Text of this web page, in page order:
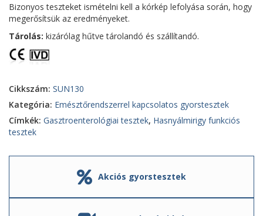
Bizonyos teszteket ismételni kell a kórkép lefolyása során, hogy
megerősítsük az eredményeket.
Tárolás: kizárólag hűtve tárolandó és szállítandó.
Cikkszám: SUN130
Kategória: Emésztőrendszerrel kapcsolatos gyorstesztek
Címkék: Gasztroenterológiai tesztek, Hasnyálmirigy funkciós
tesztek
Akciós gyorstesztek